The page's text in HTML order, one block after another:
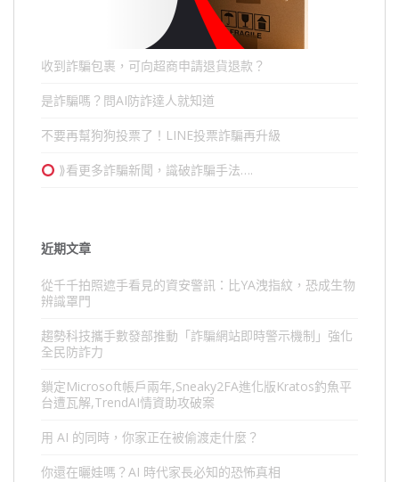
收到詐騙包裹，可向超商申請退貨退款？
是詐騙嗎？問AI防詐達人就知道
不要再幫狗狗投票了！LINE投票詐騙再升級
⟫看更多詐騙新聞，識破詐騙手法….
近期文章
從千千拍照遮手看見的資安警訊：比YA洩指紋，恐成生物
辨識罩門
趨勢科技攜手數發部推動「詐騙網站即時警示機制」強化
全民防詐力
鎖定Microsoft帳戶兩年,Sneaky2FA進化版Kratos釣魚平
台遭瓦解,TrendAI情資助攻破案
用 AI 的同時，你家正在被偷渡走什麼？
你還在曬娃嗎？AI 時代家長必知的恐怖真相